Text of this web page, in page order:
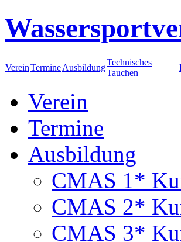
VereinTermineAusbildung
Technisches
Tauchen
Verein
Termine
Ausbildung
CMAS 1*
CMAS 2*
CMAS 3*